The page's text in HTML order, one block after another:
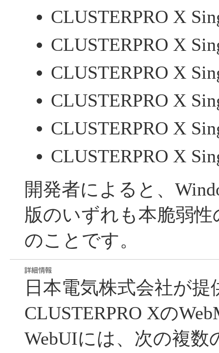
CLUSTERPRO X
CLUSTERPRO X
CLUSTERPRO X
CLUSTERPRO X
CLUSTERPRO X
CLUSTERPRO X
開発者によると、
版のいずれも本脆弱
のことです。
日本電気株式会社が提
CLUSTERPRO Xの
WebUIには、次の複数